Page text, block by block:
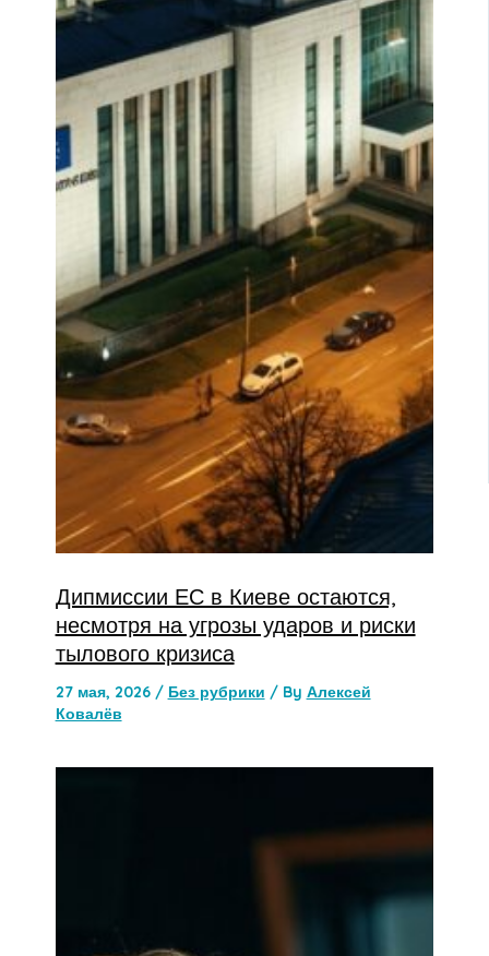
Дипмиссии ЕС в Киеве остаются,
несмотря на угрозы ударов и риски
тылового кризиса
27 мая, 2026 / Без рубрики / By Алексей
Ковалёв